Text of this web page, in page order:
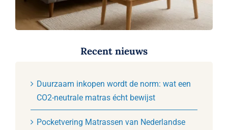
Recent nieuws
Duurzaam inkopen wordt de norm: wat een
CO2-neutrale matras écht bewijst
Pocketvering Matrassen van Nederlandse